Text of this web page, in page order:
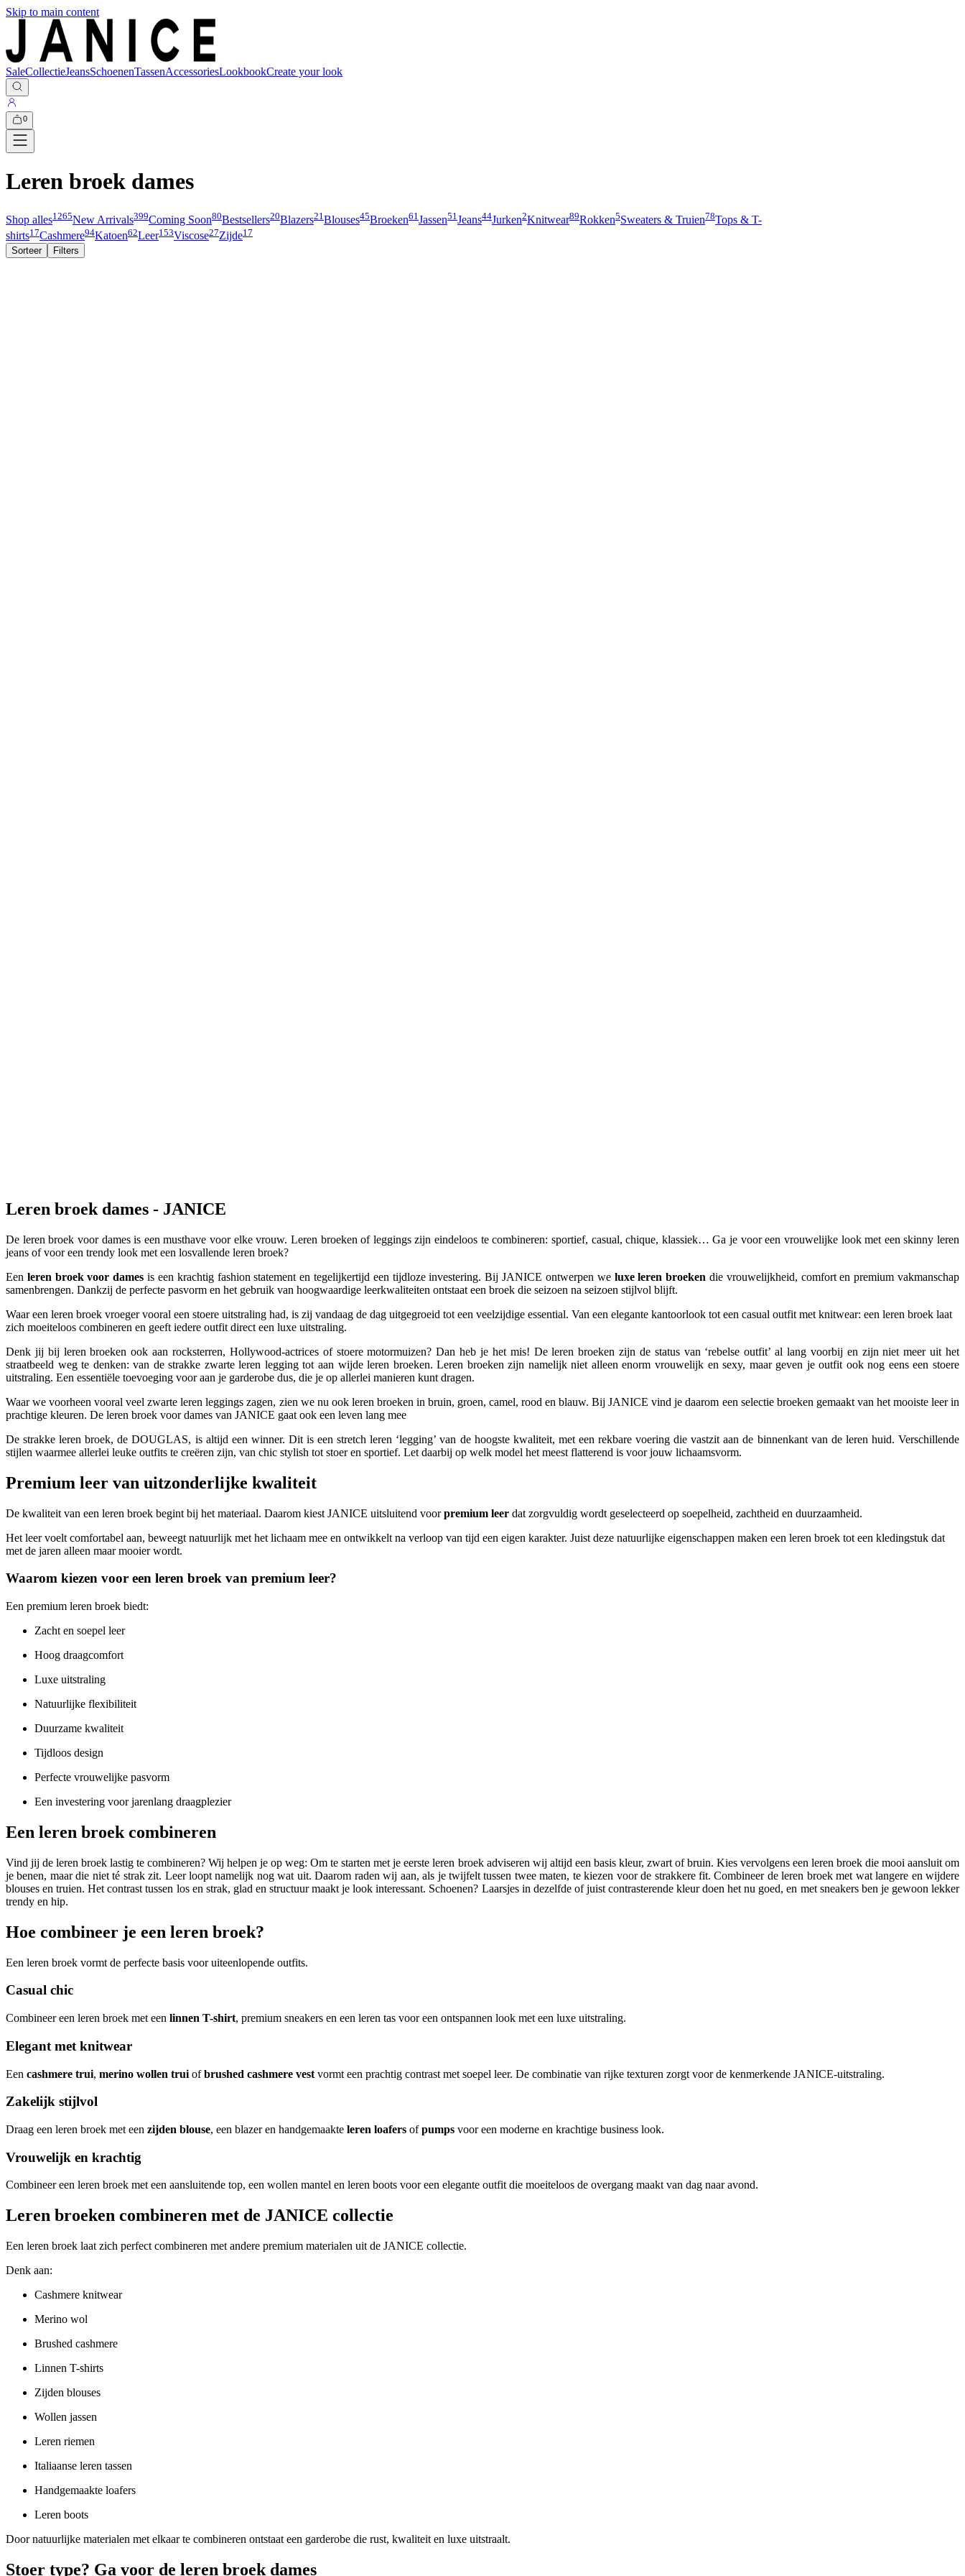
Skip to main content
SaleCollectieJeansSchoenenTassenAccessoriesLookbookCreate your look
0
Leren broek dames
Shop alles1265New Arrivals399Coming Soon80Bestsellers20Blazers21 Blouses45Broeken61 Jassen51 Jeans44Jurken2Knitwear89Rokken5Sweaters & Truien78Tops & T-
shirts17Cashmere94Katoen62Leer153Viscose27Zijde17
Sorteer
Filters
Leren broek dames - JANICE
De leren broek voor dames is een musthave voor elke vrouw. Leren broeken of leggings zijn eindeloos te combineren: sportief, casual, chique, klassiek… Ga je voor een vrouwelijke look met een skinny leren
jeans of voor een trendy look met een losvallende leren broek?
Een leren broek voor dames is een krachtig fashion statement en tegelijkertijd een tijdloze investering. Bij JANICE ontwerpen we luxe leren broeken die vrouwelijkheid, comfort en premium vakmanschap
samenbrengen. Dankzij de perfecte pasvorm en het gebruik van hoogwaardige leerkwaliteiten ontstaat een broek die seizoen na seizoen stijlvol blijft.
Waar een leren broek vroeger vooral een stoere uitstraling had, is zij vandaag de dag uitgegroeid tot een veelzijdige essential. Van een elegante kantoorlook tot een casual outfit met knitwear: een leren broek laat
zich moeiteloos combineren en geeft iedere outfit direct een luxe uitstraling.
Denk jij bij leren broeken ook aan rocksterren, Hollywood-actrices of stoere motormuizen? Dan heb je het mis! De leren broeken zijn de status van ‘rebelse outfit’ al lang voorbij en zijn niet meer uit het
straatbeeld weg te denken: van de strakke zwarte leren legging tot aan wijde leren broeken. Leren broeken zijn namelijk niet alleen enorm vrouwelijk en sexy, maar geven je outfit ook nog eens een stoere
uitstraling. Een essentiële toevoeging voor aan je garderobe dus, die je op allerlei manieren kunt dragen.
Waar we voorheen vooral veel zwarte leren leggings zagen, zien we nu ook leren broeken in bruin, groen, camel, rood en blauw. Bij JANICE vind je daarom een selectie broeken gemaakt van het mooiste leer in
prachtige kleuren. De leren broek voor dames van JANICE gaat ook een leven lang mee
De strakke leren broek, de DOUGLAS, is altijd een winner. Dit is een stretch leren ‘legging’ van de hoogste kwaliteit, met een rekbare voering die vastzit aan de binnenkant van de leren huid. Verschillende
stijlen waarmee allerlei leuke outfits te creëren zijn, van chic stylish tot stoer en sportief. Let daarbij op welk model het meest flatterend is voor jouw lichaamsvorm.
Premium leer van uitzonderlijke kwaliteit
De kwaliteit van een leren broek begint bij het materiaal. Daarom kiest JANICE uitsluitend voorpremium leer dat zorgvuldig wordt geselecteerd op soepelheid, zachtheid en duurzaamheid.
Het leer voelt comfortabel aan, beweegt natuurlijk met het lichaam mee en ontwikkelt na verloop van tijd een eigen karakter. Juist deze natuurlijke eigenschappen maken een leren broek tot een kledingstuk dat
met de jaren alleen maar mooier wordt.
Waarom kiezen voor een leren broek van premium leer?
Een premium leren broek biedt:
Zacht en soepel leer
Hoog draagcomfort
Luxe uitstraling
Natuurlijke flexibiliteit
Duurzame kwaliteit
Tijdloos design
Perfecte vrouwelijke pasvorm
Een investering voor jarenlang draagplezier
Een leren broek combineren
Vind jij de leren broek lastig te combineren? Wij helpen je op weg: Om te starten met je eerste leren broek adviseren wij altijd een basis kleur, zwart of bruin. Kies vervolgens een leren broek die mooi aansluit om
je benen, maar die niet té strak zit. Leer loopt namelijk nog wat uit. Daarom raden wij aan, als je twijfelt tussen twee maten, te kiezen voor de strakkere fit. Combineer de leren broek met wat langere en wijdere
blouses en truien. Het contrast tussen los en strak, glad en structuur maakt je look interessant. Schoenen? Laarsjes in dezelfde of juist contrasterende kleur doen het nu goed, en met sneakers ben je gewoon lekker
trendy en hip.
Hoe combineer je een leren broek?
Een leren broek vormt de perfecte basis voor uiteenlopende outfits.
Casual chic
Combineer een leren broek met een linnen T-shirt, premium sneakers en een leren tas voor een ontspannen look met een luxe uitstraling.
Elegant met knitwear
Een cashmere trui, merino wollen trui ofbrushed cashmere vest vormt een prachtig contrast met soepel leer. De combinatie van rijke texturen zorgt voor de kenmerkende JANICE-uitstraling.
Zakelijk stijlvol
Draag een leren broek met een zijden blouse, een blazer en handgemaakte leren loafers ofpumps voor een moderne en krachtige business look.
Vrouwelijk en krachtig
Combineer een leren broek met een aansluitende top, een wollen mantel en leren boots voor een elegante outfit die moeiteloos de overgang maakt van dag naar avond.
Leren broeken combineren met de JANICE collectie
Een leren broek laat zich perfect combineren met andere premium materialen uit de JANICE collectie.
Denk aan:
Cashmere knitwear
Merino wol
Brushed cashmere
Linnen T-shirts
Zijden blouses
Wollen jassen
Leren riemen
Italiaanse leren tassen
Handgemaakte loafers
Leren boots
Door natuurlijke materialen met elkaar te combineren ontstaat een garderobe die rust, kwaliteit en luxe uitstraalt.
Stoer type? Ga voor de leren broek dames